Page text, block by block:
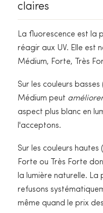
claires
La fluorescence est la
réagir aux UV. Elle est
Médium, Forte, Très
Sur les couleurs
Médium peut améliorer
aspect plus blanc en
l'acceptons.
Sur les couleurs hautes
Forte ou Très Forte
la lumière naturelle. La
refusons
même quand le prix